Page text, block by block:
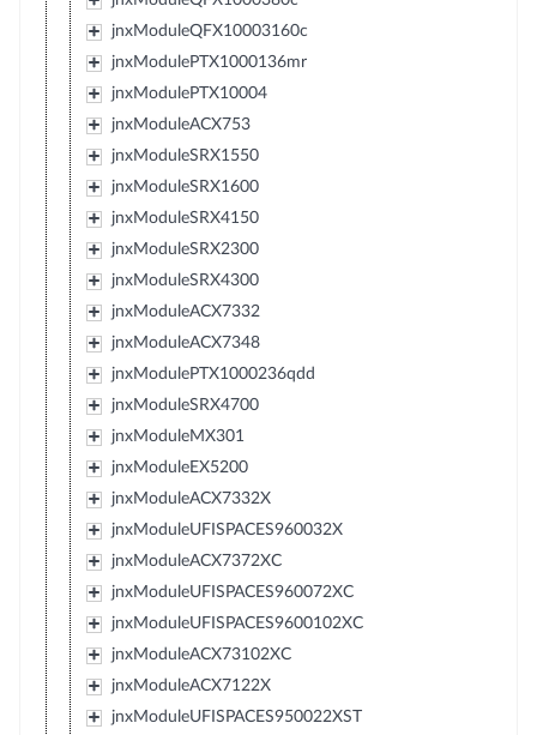
jnxModuleQFX10003160c
jnxModulePTX1000136mr
jnxModulePTX10004
jnxModuleACX753
jnxModuleSRX1550
jnxModuleSRX1600
jnxModuleSRX4150
jnxModuleSRX2300
jnxModuleSRX4300
jnxModuleACX7332
jnxModuleACX7348
jnxModulePTX1000236qdd
jnxModuleSRX4700
jnxModuleMX301
jnxModuleEX5200
jnxModuleACX7332X
jnxModuleUFISPACES960032X
jnxModuleACX7372XC
jnxModuleUFISPACES960072XC
jnxModuleUFISPACES9600102XC
jnxModuleACX73102XC
jnxModuleACX7122X
jnxModuleUFISPACES950022XST